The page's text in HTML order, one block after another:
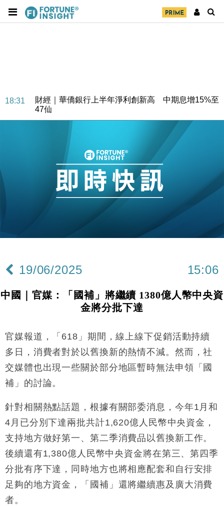
18:31
財經｜華僑銀行上半年淨利創新高 中期息增15%至
47仙
財經｜滙豐上調香港今年GDP預測至4.5% 看好貿易
及消費表現
本地｜假冒內地執法人員要求交「保證金」 43歲女子
損失近6900萬元
財經｜日經失守6.5萬點後回穩 全周仍升近2%
15:47
財經｜恒隆10月換帥 玩具「反」斗城亞洲CEO蔡德
財經｜韓股反覆波動收跌 連挫7周創逾3年最長跌勢
12:44
財經｜日本春季三度入市撐日圓 4月單日斥6.28萬億
11:12
國際｜特朗普料美伊戰事快結束 承認部分彈藥庫存緊
司
18:31
財經｜華僑銀行上半年淨利創新高 中期息增15%至
47仙
財經｜滙豐上調香港今年GDP預測至4.5% 看好貿易
及消費表現
16:47
損失近6900萬元
16:05
財經｜日經失守6.5萬點後回穩 全周仍升近2%
15:47
財經｜恒隆10月換帥 玩具「反」斗城亞洲CEO蔡德
粦接任
15:11
財經｜韓股反覆波動收跌 連挫7周創逾3年最長跌勢
13:44
19/06/2025 15:06
中國｜官媒：「國補」將繼續 1380億人幣中央資
金將分批下達
官媒報道，「618」期間，線上線下促銷活動持續
多日，消費者對於以舊換新的熱情不減。然而，社
交媒體也出現一些關於部分地區暫時無法申領「國
補」的討論。
針對相關熱點話題，根據有關部委消息，今年1月和
4月已分別下達兩批共計1,620億人民幣中央資金，
支持地方做好第一、第二季消費品以舊換新工作。
後續還有1,380億人民幣中央資金將在第三、第四季
分批有序下達，同時地方也將相應配套和自行安排
足夠的地方資金，「國補」還將繼續惠及廣大消費
者。